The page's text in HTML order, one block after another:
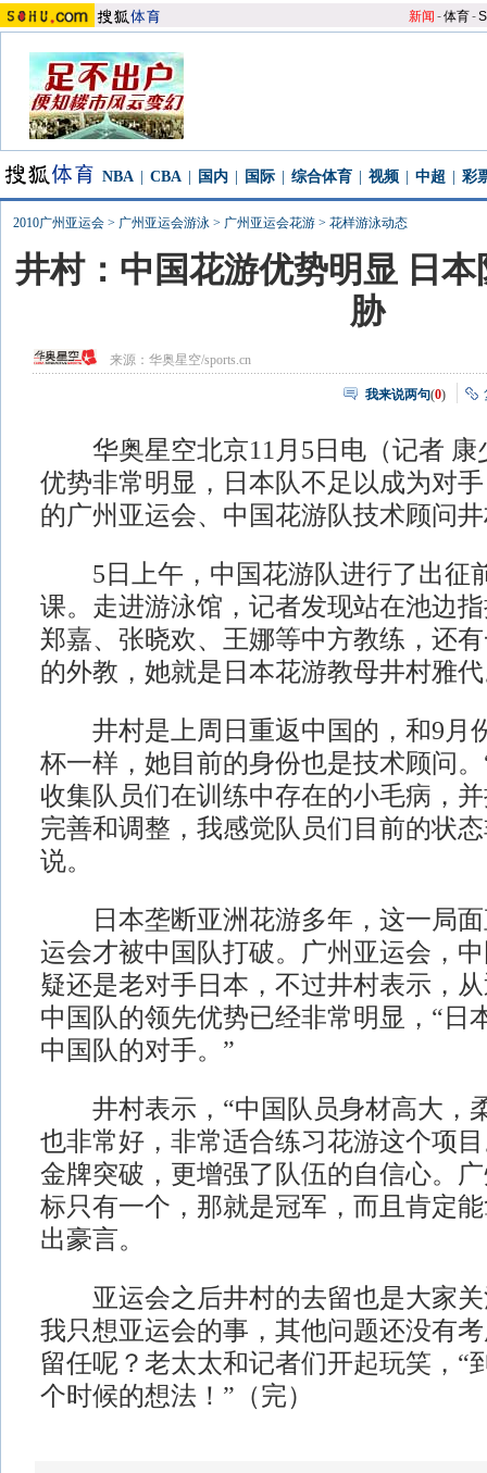
新闻 -体育-S
NBA CBA 国内 国际 综合体育 视频 中超 彩
2010广州亚运会 > 广州亚运会游泳 > 广州亚运会花游 > 花样游泳动态
井村：中国花游优势明显 日
胁
来源：华奥星空/sports.cn
我来说两句(0)
华奥星空北京11月5日电（记者 康
优势非常明显，日本队不足以成为对
的广州亚运会、中国花游队技术顾问
5日上午，中国花游队进行了出征
课。走进游泳馆，记者发现站在池边
郑嘉、张晓欢、王娜等中方教练，还
的外教，她就是日本花游教母井村雅
井村是上周日重返中国的，和9月
杯一样，她目前的身份也是技术顾问
收集队员们在训练中存在的小毛病，
完善和调整，我感觉队员们目前的状
说。
日本垄断亚洲花游多年，这一局面
运会才被中国队打破。广州亚运会，
疑还是老对手日本，不过井村表示，
中国队的领先优势已经非常明显，“日
中国队的对手。”
井村表示，“中国队员身材高大，
也非常好，非常适合练习花游这个项
金牌突破，更增强了队伍的自信心。
标只有一个，那就是冠军，而且肯定
出豪言。
亚运会之后井村的去留也是大家关
我只想亚运会的事，其他问题还没有
留任呢？老太太和记者们开起玩笑，“
个时候的想法！”（完）